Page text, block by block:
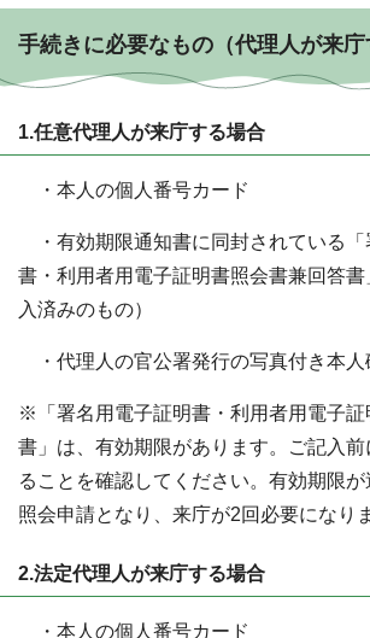
手続きに必要なもの（代理人が来庁
1.任意代理人が来庁する場合
・本人の個人番号カード
・有効期限通知書に同封されている「
書・利用者用電子証明書照会書兼回答
入済みのもの）
・代理人の官公署発行の写真付き本人
※「署名用電子証明書・利用者用電子
書」は、有効期限があります。ご記入
ることを確認してください。有効期限
照会申請となり、来庁が2回必要になり
2.法定代理人が来庁する場合
・本人の個人番号カード